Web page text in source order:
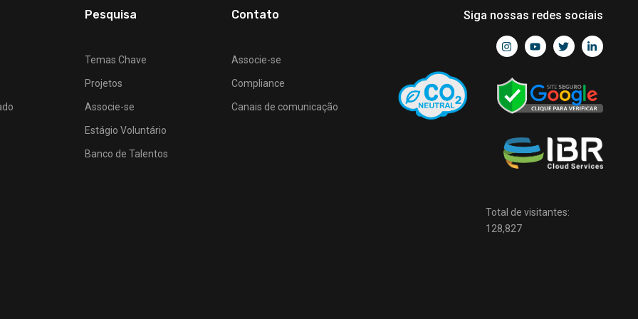
Pesquisa
Temas Chave
Projetos
Associe-se
Estágio Voluntário
Banco de Talentos
Contato
Associe-se
Compliance
Canais de comunicação
Siga nossas redes sociais
Total de visitantes:
128,827